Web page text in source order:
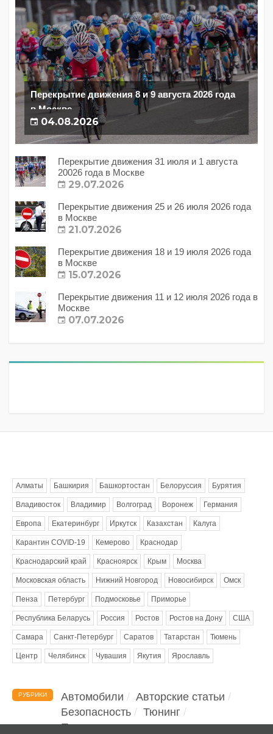
Перекрытие движения 8 и 9 августа 2026 года
в Москве
04.08.2026
Перекрытие движения 31 июля и 1 августа
20026 года в Москве
29.07.2026
Перекрытие движения 25 и 26 июля 2026 года
в Москве
21.07.2026
Перекрытие движения 18 и 19 июля 2026 года
в Москве
15.07.2026
Перекрытие движения 11 и 12 июля 2026 года в
Москве
07.07.2026
Алматы Башкирия Башкортостан Белоруссия Бурятия
Владивосток Владимир Волгоград Воронеж Германия
Европа Екатеринбург Иркутск Казахстан Калуга
Карантин COVID-19 Кемерово Краснодар
Краснодарский край Красноярск Крым Москва
Московская область Нижний Новгород Новосибирск Омск
Пенза Петербург Подмосковье Приморье
Республика Беларусь Россия Ростов Ростов на Дону США
Самара Санкт-Петербург Саратов Татарстан Тюмень
Центр Челябинск Чувашия Якутия Ярославль
РУБРИКИ Автомобили
Авторские статьи
Безопасность
Тюнинг
Помощь водителю